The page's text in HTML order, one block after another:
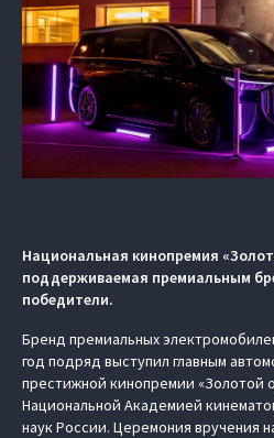
Национальная кинопремия
поддерживаемая премиальным
победители.
Бренд премиальных
год подряд выступил главным
престижной кинопремии «Золотой
Национальной Академией
наук России. Церемония вручения